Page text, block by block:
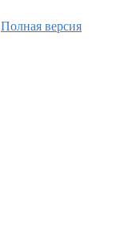
Полная версия